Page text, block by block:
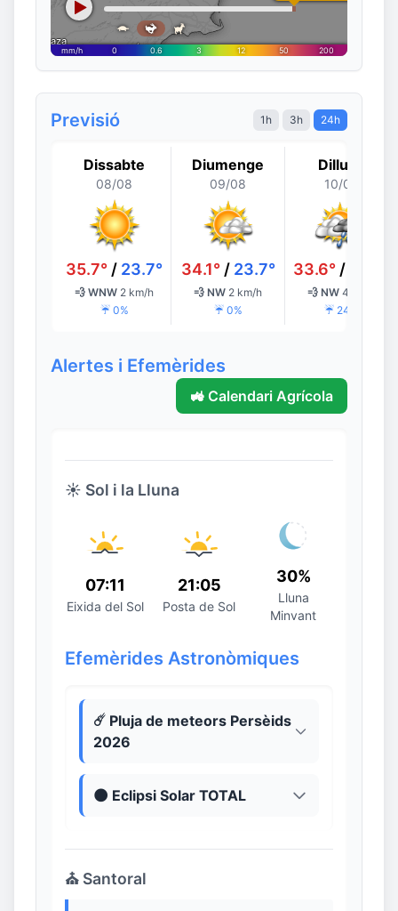
Previsió 1h 3h 24h
Dissabte
08/08
35.7° / 23.7°
💨 WNW 2 km/h
☔ 0%
Diumenge
09/08
34.1° / 23.7°
💨 NW 2 km/h
☔ 0%
Dilluns
10/08
33.6° /
💨 NW 4 km/h
☔ 24%
Alertes i Efemèrides
🚜 Calendari Agrícola
☀️ Sol i la Lluna
07:11
Eixida del Sol
21:05
Posta de Sol
30%
Lluna
Minvant
Efemèrides Astronòmiques
☄️ Pluja de meteors Persèids
2026
🌑 Eclipsi Solar TOTAL
⛪ Santoral